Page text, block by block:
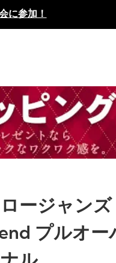
に参加！
ージャン
プルオー